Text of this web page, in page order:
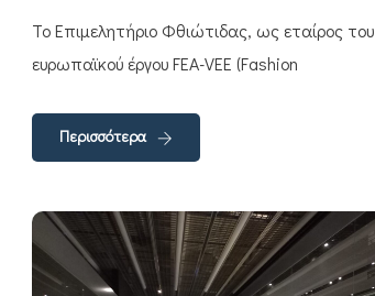
Το Επιμελητήριο Φθιώτιδας, ως εταίρος του
ευρωπαϊκού έργου FEA-VEE (Fashion
Περισσότερα